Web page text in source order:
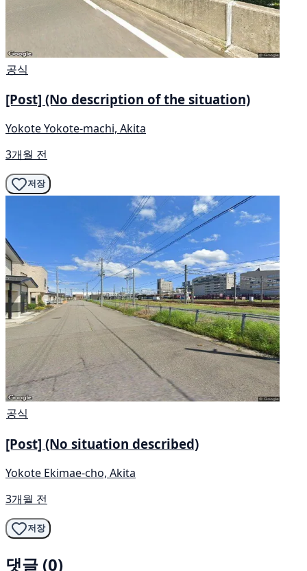
공식
[Post] (No description of the situation)
Yokote Yokote-machi, Akita
3개월 전
저장
공식
[Post] (No situation described)
Yokote Ekimae-cho, Akita
3개월 전
저장
댓글 (0)